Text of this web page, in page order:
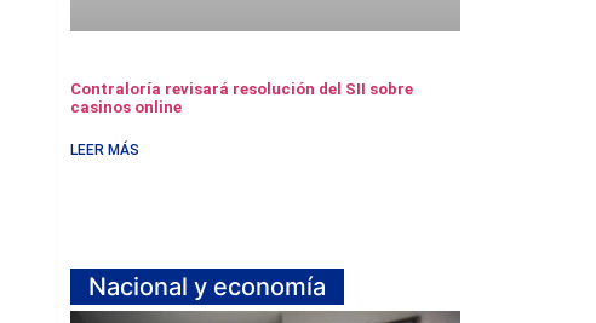
Contraloría revisará resolución del SII sobre
casinos online
LEER MÁS
Nacional y economía